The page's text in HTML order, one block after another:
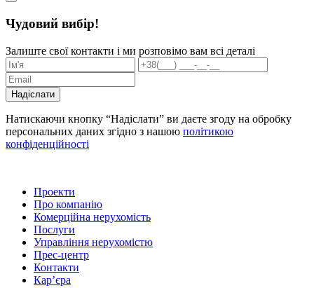
Чудовий вибір!
Залиште свої контакти і ми розповімо вам всі деталі
Надіслати
Натискаючи кнопку “Надіслати” ви даєте згоду на обробку
персональних даних згідно з нашою політикою
конфіденційності
Проекти
Про компанію
Комерційна нерухомість
Послуги
Управління нерухомістю
Прес-центр
Контакти
Кар’єра